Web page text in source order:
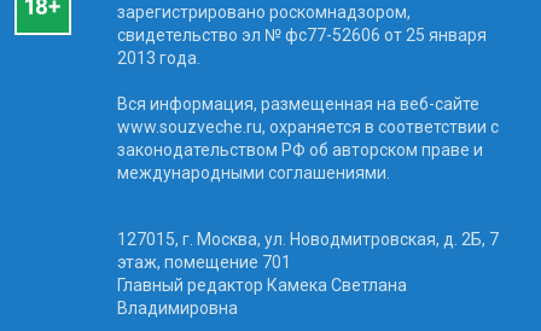
зарегистрировано роскомнадзором,
свидетельство эл № фc77-52606 от 25 января
2013 года.
Вся информация, размещенная на веб-сайте
www.souzveche.ru, охраняется в соответствии с
законодательством РФ об авторском праве и
международными соглашениями.
127015, г. Москва, ул. Новодмитровская, д. 2Б, 7
этаж, помещение 701
Главный редактор Камека Светлана
Владимировна